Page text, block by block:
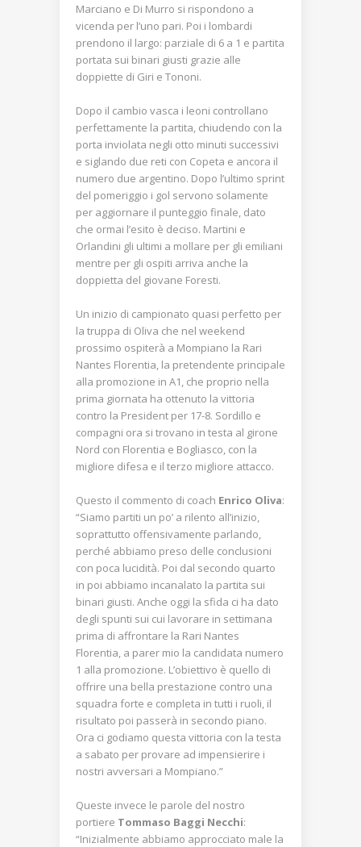
Marciano e Di Murro si rispondono a
vicenda per l’uno pari. Poi i lombardi
prendono il largo: parziale di 6 a 1 e partita
portata sui binari giusti grazie alle
doppiette di Giri e Tononi.
Dopo il cambio vasca i leoni controllano
perfettamente la partita, chiudendo con la
porta inviolata negli otto minuti successivi
e siglando due reti con Copeta e ancora il
numero due argentino. Dopo l’ultimo sprint
del pomeriggio i gol servono solamente
per aggiornare il punteggio finale, dato
che ormai l’esito è deciso. Martini e
Orlandini gli ultimi a mollare per gli emiliani
mentre per gli ospiti arriva anche la
doppietta del giovane Foresti.
Un inizio di campionato quasi perfetto per
la truppa di Oliva che nel weekend
prossimo ospiterà a Mompiano la Rari
Nantes Florentia, la pretendente principale
alla promozione in A1, che proprio nella
prima giornata ha ottenuto la vittoria
contro la President per 17-8. Sordillo e
compagni ora si trovano in testa al girone
Nord con Florentia e Bogliasco, con la
migliore difesa e il terzo migliore attacco.
Questo il commento di coach Enrico Oliva:
“Siamo partiti un po’ a rilento all’inizio,
soprattutto offensivamente parlando,
perché abbiamo preso delle conclusioni
con poca lucidità. Poi dal secondo quarto
in poi abbiamo incanalato la partita sui
binari giusti. Anche oggi la sfida ci ha dato
degli spunti sui cui lavorare in settimana
prima di affrontare la Rari Nantes
Florentia, a parer mio la candidata numero
1 alla promozione. L’obiettivo è quello di
offrire una bella prestazione contro una
squadra forte e completa in tutti i ruoli, il
risultato poi passerà in secondo piano.
Ora ci godiamo questa vittoria con la testa
a sabato per provare ad impensierire i
nostri avversari a Mompiano.”
Queste invece le parole del nostro
portiere Tommaso Baggi Necchi:
“Inizialmente abbiamo approcciato male la